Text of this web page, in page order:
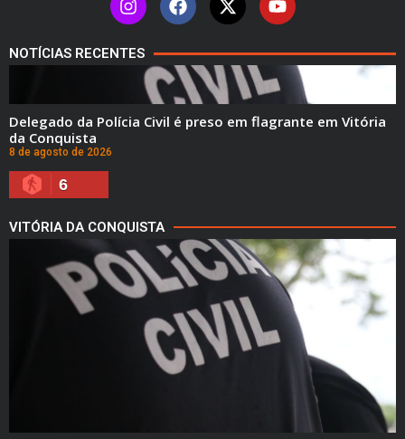
NOTÍCIAS RECENTES
Delegado da Polícia Civil é preso em flagrante em Vitória
da Conquista
8 de agosto de 2026
6
VITÓRIA DA CONQUISTA